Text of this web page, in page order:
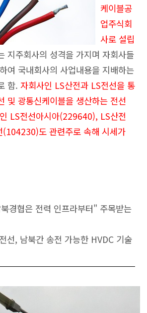
케이블공
업주식회
사로 설립
지주회사의 성격을 가지며 자회사들
여 국내회사의 사업내용을 지배하는
함. 자회사인 LS산전과 LS전선을 통
및 광통신케이블을 생산하는 전선
LS전선아시아(229640), LS산전
도 관련주로 속해 시세가
경협은 전력 인프라부터" 주목받는
선, 남북간 송전 가능한 HVDC 기술